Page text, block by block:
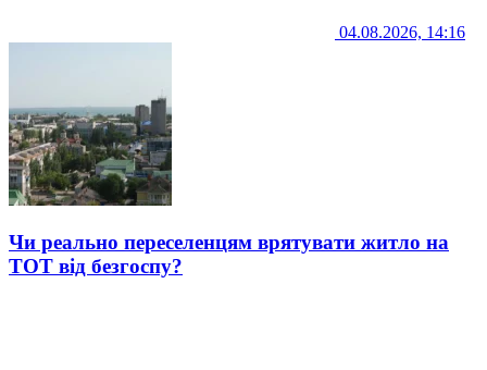
04.08.2026, 14:16
Чи реально переселенцям врятувати житло на
ТОТ від безгоспу?